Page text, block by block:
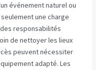
événement naturel ou
une charge
responsabilités
de nettoyer les lieux
peuvent nécessiter
adapté. Les